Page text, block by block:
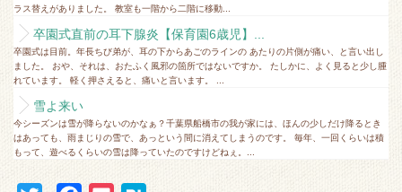
ラス替えがありました。 教室も一階から二階に移動...
卒園式直前の耳下腺炎【保育園6歳児】...
卒園式は目前。年長ちび弟が、耳の下からあごのラインの あたりの片側が痛い、と言い出し
ました。 おや、それは、おたふく風邪の箇所ではないですか。 たしかに、よく見ると少し腫
れています。 軽く押さえると、痛いと言います。 ...
雪よ来い
今シーズンは雪が降らないのかなぁ？千葉県船橋市の我が家には、ほんの少しだけ降るとき
はあっても、雨まじりの雪で、あっという間に消えてしまうのです。 毎年、一回くらいは積
もって、遊べるくらいの雪は降っていたのですけどねぇ。...